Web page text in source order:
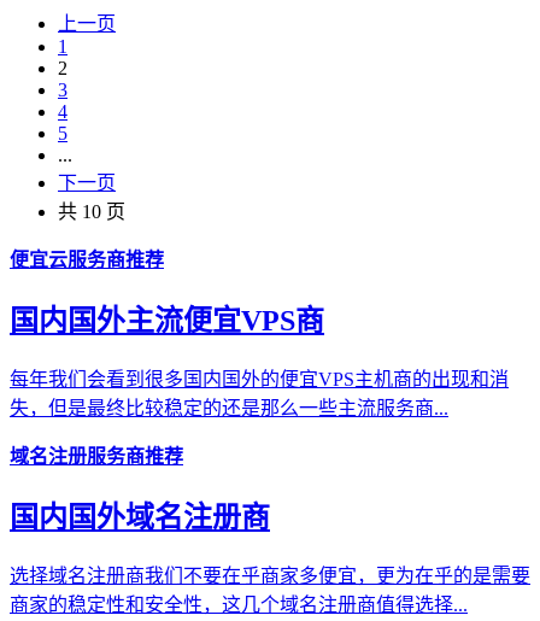
上一页
1
2
3
4
5
...
下一页
共 10 页
便宜云服务商推荐
国内国外主流便宜VPS商
每年我们会看到很多国内国外的便宜VPS主机商的出现和消
失，但是最终比较稳定的还是那么一些主流服务商...
域名注册服务商推荐
国内国外域名注册商
选择域名注册商我们不要在乎商家多便宜，更为在乎的是需要
商家的稳定性和安全性，这几个域名注册商值得选择...